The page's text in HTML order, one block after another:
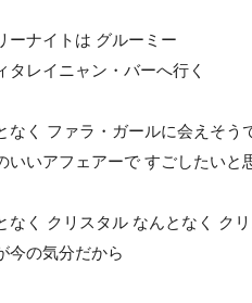
ーナイトは グルーミー
タレイニャン・バーへ行く
なく ファラ・ガールに会えそう
いいアフェアーで すごしたいと
なく クリスタル なんとなく ク
今の気分だから